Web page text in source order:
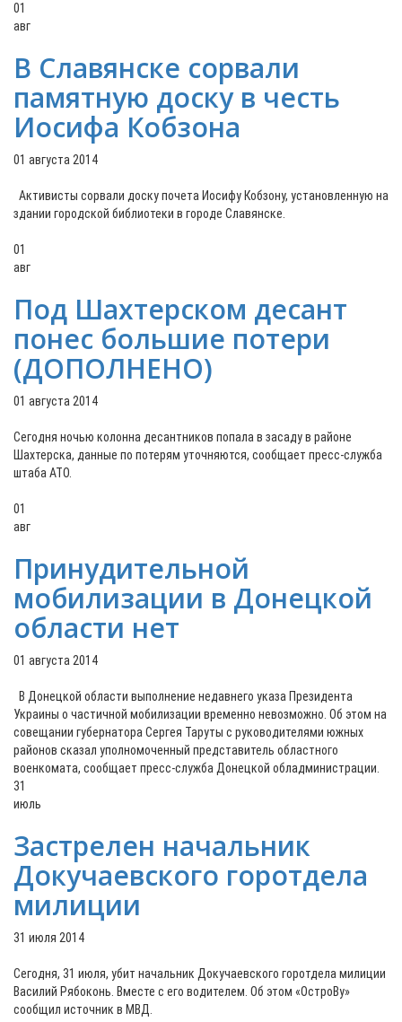
01
авг
В Славянске сорвали
памятную доску в честь
Иосифа Кобзона
01 августа 2014
Активисты сорвали доску почета Иосифу Кобзону, установленную на
здании городской библиотеки в городе Славянске.
01
авг
Под Шахтерском десант
понес большие потери
(ДОПОЛНЕНО)
01 августа 2014
Сегодня ночью колонна десантников попала в засаду в районе
Шахтерска, данные по потерям уточняются, сообщает пресс-служба
штаба АТО.
01
авг
Принудительной
мобилизации в Донецкой
области нет
01 августа 2014
В Донецкой области выполнение недавнего указа Президента
Украины о частичной мобилизации временно невозможно. Об этом на
совещании губернатора Сергея Таруты с руководителями южных
районов сказал уполномоченный представитель областного
военкомата, сообщает пресс-служба Донецкой обладминистрации.
31
июль
Застрелен начальник
Докучаевского горотдела
милиции
31 июля 2014
Сегодня, 31 июля, убит начальник Докучаевского горотдела милиции
Василий Рябоконь. Вместе с его водителем. Об этом «ОстроВу»
сообщил источник в МВД.